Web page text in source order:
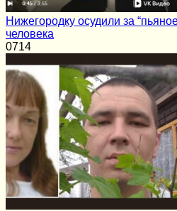
Нижегородку осудили за
человека
0714